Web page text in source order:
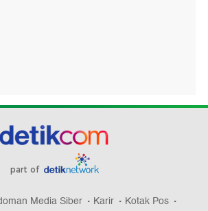
part of
Media Siber Karir Kotak Pos